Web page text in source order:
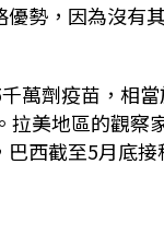
勢，因為沒有
萬劑疫苗，相
美地區的觀
西截至5月底